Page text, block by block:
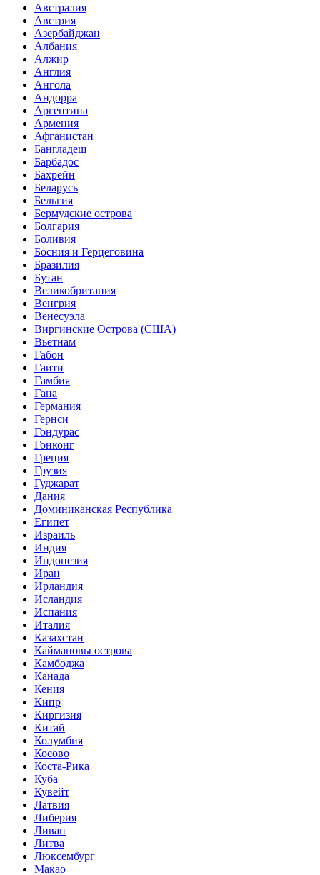
Австралия
Австрия
Азербайджан
Албания
Алжир
Англия
Ангола
Андорра
Аргентина
Армения
Афганистан
Бангладеш
Барбадос
Бахрейн
Беларусь
Бельгия
Бермудские острова
Болгария
Боливия
Босния и Герцеговина
Бразилия
Бутан
Великобритания
Венгрия
Венесуэла
Виргинские Острова (США)
Вьетнам
Габон
Гаити
Гамбия
Гана
Германия
Гернси
Гондурас
Гонконг
Греция
Грузия
Гуджарат
Дания
Доминиканская Республика
Египет
Израиль
Индия
Индонезия
Иран
Ирландия
Исландия
Испания
Италия
Казахстан
Каймановы острова
Камбоджа
Канада
Кения
Кипр
Киргизия
Китай
Колумбия
Косово
Коста-Рика
Куба
Кувейт
Латвия
Либерия
Ливан
Литва
Люксембург
Макао